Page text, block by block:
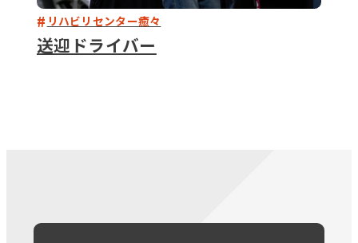
リハビリセンター癒々
送迎ドライバー